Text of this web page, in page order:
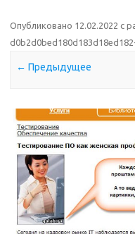
Опубликовано 12.02.2022 с
← Предыдущее